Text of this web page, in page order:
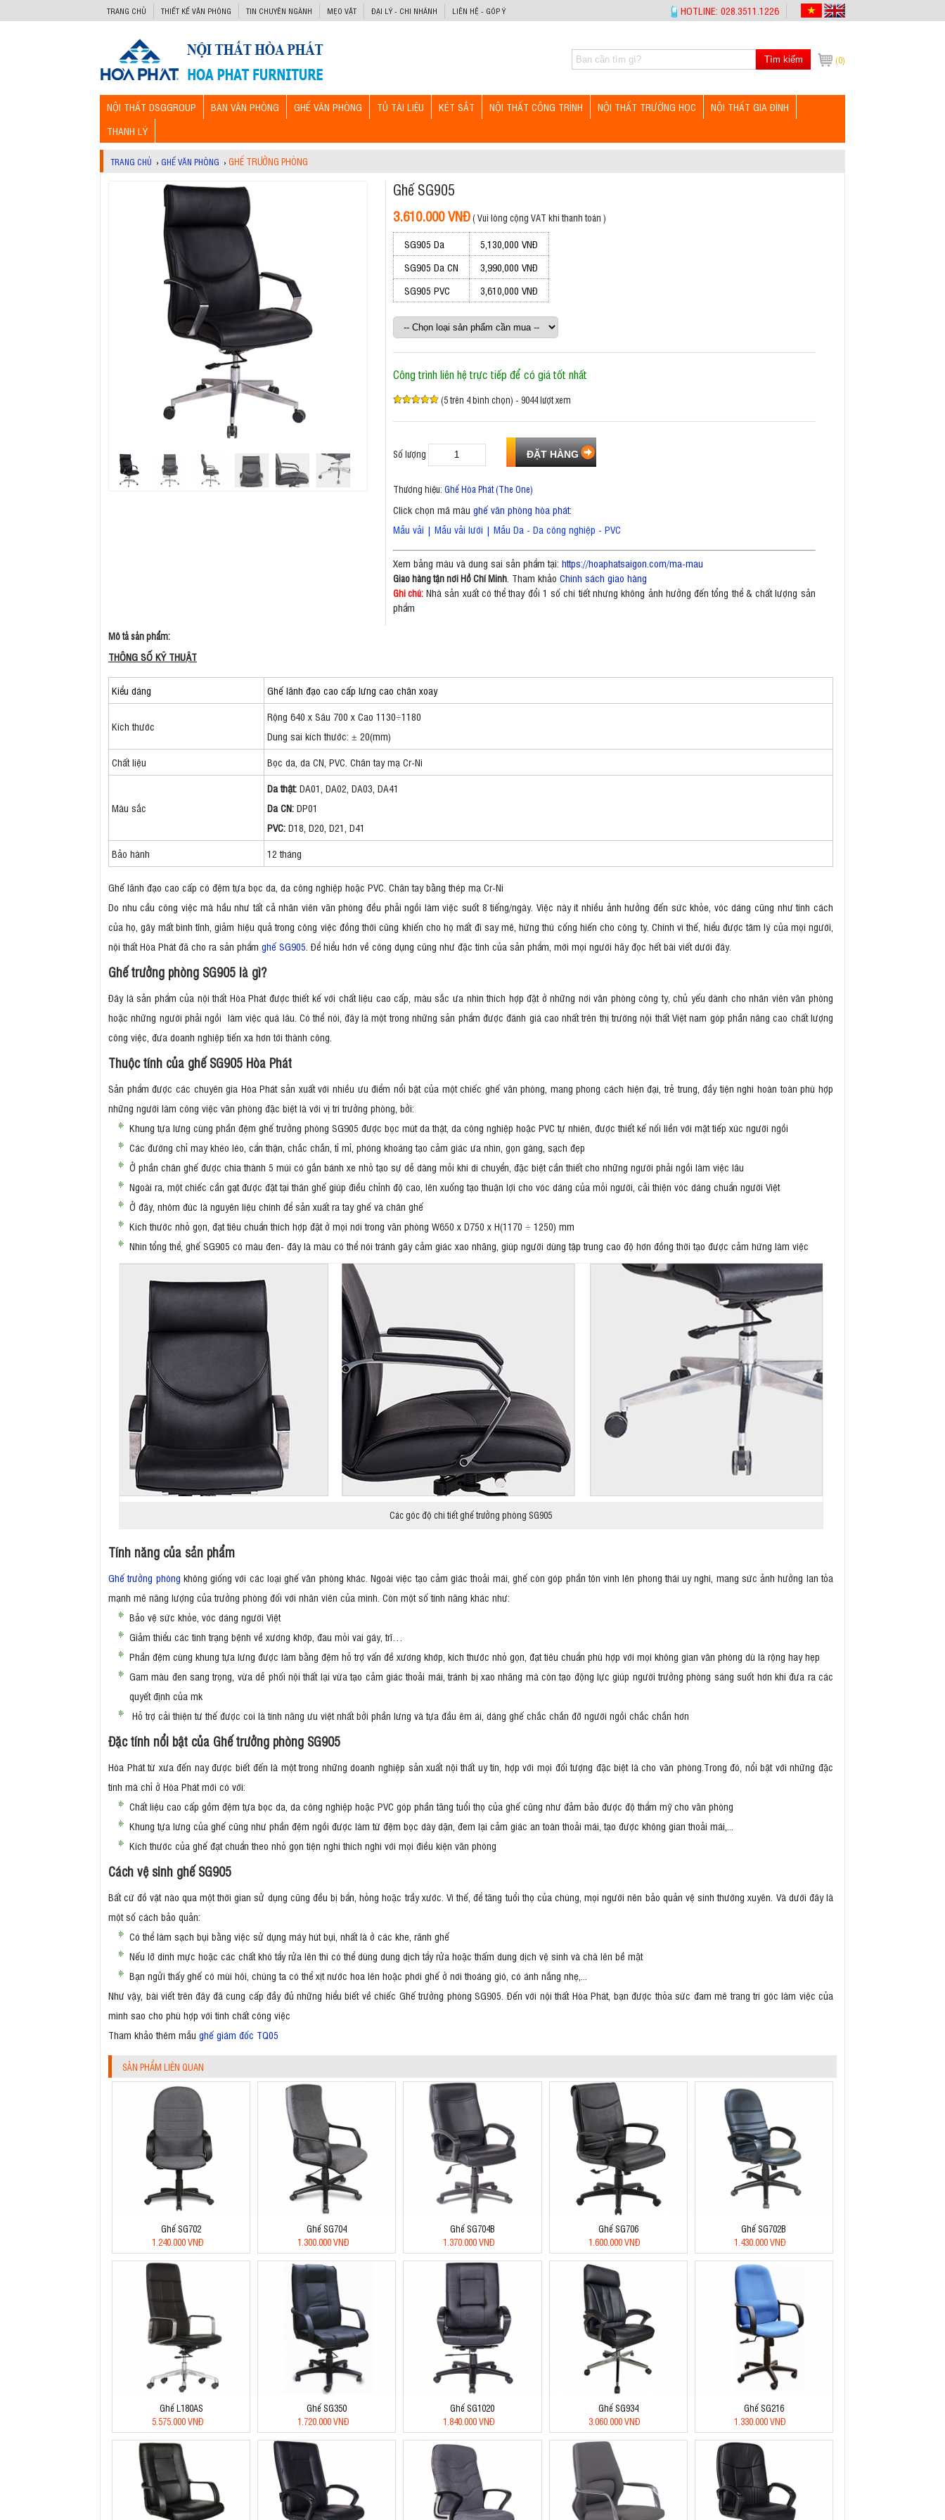
TRANG CHỦ THIẾT KẾ VĂN PHÒNG TIN CHUYÊN NGÀNH MẸO VẶT ĐẠI LÝ - CHI NHÁNH LIÊN HỆ - GÓP Ý HOTLINE: 028.3511.1226
(0)
Tìm kiếm
NỘI THẤT DSGGROUP BÀN VĂN PHÒNG GHẾ VĂN PHÒNG TỦ TÀI LIỆU KÉT SẮT NỘI THẤT CÔNG TRÌNH NỘI THẤT TRƯỜNG HỌC
NỘI THẤT GIA ĐÌNH
THANH LÝ
TRANG CHỦ › GHẾ VĂN PHÒNG ›GHẾ TRƯỞNG PHÒNG
Ghế SG905
3.610.000 VNĐ( Vui lòng cộng VAT khi thanh toán )
SG905 Da
5,130,000 VNĐ
SG905 Da CN
3,990,000 VNĐ
SG905 PVC
3,610,000 VNĐ
Công trình liên hệ trực tiếp để có giá tốt nhất
(5 trên 4 bình chọn) - 9044 lượt xem
Số lượng
Thương hiệu: Ghế Hòa Phát (The One)
Click chọn mã màu ghế văn phòng hòa phát:
Mẫu vải | Mẫu vải lưới | Mẫu Da - Da công nghiệp - PVC
Xem bảng màu và dung sai sản phẩm tại: https://hoaphatsaigon.com/ma-mau
Giao hàng tận nơi Hồ Chí Minh. Tham khảo Chính sách giao hàng
Ghi chú:Nhà sản xuất có thể thay đổi 1 số chi tiết nhưng không ảnh hưởng đến tổng thể & chất lượng sản
phẩm
Mô tả sản phẩm:
THÔNG SỐ KỸ THUẬT
Kiểu dáng Ghế lãnh đạo cao cấp lưng cao chân xoay
Kích thước
Rộng 640 x Sâu 700 x Cao 1130÷1180
Dung sai kích thước: ± 20(mm)
Chất liệu
Bọc da, da CN, PVC. Chân tay mạ Cr-Ni
Màu sắc
Da thật: DA01, DA02, DA03, DA41
Da CN: DP01
PVC: D18, D20, D21, D41
Bảo hành
12 tháng
Ghế lãnh đạo cao cấp có đệm tựa bọc da, da công nghiệp hoặc PVC. Chân tay bằng thép mạ Cr-Ni
Do nhu cầu công việc mà hầu như tất cả nhân viên văn phòng đều phải ngồi làm việc suốt 8 tiếng/ngày. Việc này ít nhiều ảnh hưởng đến sức khỏe, vóc dáng cũng như tính cách
của họ, gây mất bình tĩnh, giảm hiệu quả trong công việc đồng thời cũng khiến cho họ mất đi say mê, hứng thú cống hiến cho công ty. Chính vì thế, hiểu được tâm lý của mọi người,
nội thất Hòa Phát đã cho ra sản phẩm ghế SG905 . Để hiểu hơn về công dụng cũng như đặc tính của sản phẩm, mời mọi người hãy đọc hết bài viết dưới đây.
Ghế trưởng phòng SG905 là gì?
Đây là sản phẩm của nội thất Hòa Phát được thiết kế với chất liệu cao cấp, màu sắc ưa nhìn thích hợp đặt ở những nơi văn phòng công ty, chủ yếu dành cho nhân viên văn phòng
hoặc những người phải ngồi làm việc quá lâu. Có thể nói, đây là một trong những sản phẩm được đánh giá cao nhất trên thị trường nội thất Việt nam góp phần nâng cao chất lượng
công việc, đưa doanh nghiệp tiến xa hơn tới thành công.
Thuộc tính của ghế SG905 Hòa Phát
Sản phẩm được các chuyên gia Hòa Phát sản xuất với nhiều ưu điểm nổi bật của một chiếc ghế văn phòng, mang phong cách hiện đại, trẻ trung, đầy tiện nghi hoàn toàn phù hợp
những người làm công việc văn phòng đặc biệt là với vị trí trưởng phòng, bởi:
Khung tựa lưng cùng phần đệm ghế trưởng phòng SG905 được bọc mút da thật, da công nghiệp hoặc PVC tự nhiên, được thiết kế nối liền với mặt tiếp xúc người ngồi
Các đường chỉ may khéo léo, cẩn thận, chắc chắn, tỉ mỉ, phóng khoáng tạo cảm giác ưa nhìn, gọn gàng, sạch đẹp
Ở phần chân ghế được chia thành 5 múi có gắn bánh xe nhỏ tạo sự dễ dàng mỗi khi di chuyển, đặc biệt cần thiết cho những người phải ngồi làm việc lâu
Ngoài ra, một chiếc cần gạt được đặt tại thân ghế giúp điều chỉnh độ cao, lên xuống tạo thuận lợi cho vóc dáng của mỗi người, cải thiện vóc dáng chuẩn người Việt
Ở đây, nhôm đúc là nguyên liệu chính để sản xuất ra tay ghế và chân ghế
Kích thước nhỏ gọn, đạt tiêu chuẩn thích hợp đặt ở mọi nơi trong văn phòng W650 x D750 x H(1170 ÷ 1250) mm
Nhìn tổng thể, ghế SG905 có màu đen- đây là màu có thể nói tránh gây cảm giác xao nhãng, giúp người dùng tập trung cao độ hơn đồng thời tạo được cảm hứng làm việc
Các góc độ chi tiết ghế trưởng phòng SG905
Tính năng của sản phẩm
Ghế trưởng phòng không giống với các loại ghế văn phòng khác. Ngoài việc tạo cảm giác thoải mái, ghế còn góp phần tôn vinh lên phong thái uy nghi, mang sức ảnh hưởng lan tỏa
mạnh mẽ năng lượng của trưởng phòng đối với nhân viên của mình. Còn một số tính năng khác như:
Bảo vệ sức khỏe, vóc dáng người Việt
Giảm thiểu các tình trạng bệnh về xương khớp, đau mỏi vai gáy, trĩ…
Phần đệm cùng khung tựa lưng được làm bằng đệm hỗ trợ vấn đề xương khớp, kích thước nhỏ gọn, đạt tiêu chuẩn phù hợp với mọi không gian văn phòng dù là rộng hay hẹp
Gam màu đen sang trọng, vừa dễ phối nội thất lại vừa tạo cảm giác thoải mái, tránh bị xao nhãng mà còn tạo động lực giúp người trưởng phòng sáng suốt hơn khi đưa ra các
quyết định của mk
Hỗ trợ cải thiện tư thế được coi là tính năng ưu việt nhất bởi phần lưng và tựa đầu êm ái, dáng ghế chắc chắn đỡ người ngồi chắc chắn hơn
Đặc tính nổi bật của Ghế trưởng phòng SG905
Hòa Phát từ xưa đến nay được biết đến là một trong những doanh nghiệp sản xuất nội thất uy tín, hợp với mọi đối tượng đặc biệt là cho văn phòng.Trong đó, nổi bật với những đặc
tính mà chỉ ở Hòa Phát mới có với:
Chất liệu cao cấp gồm đệm tựa bọc da, da công nghiệp hoặc PVC góp phần tăng tuổi thọ của ghế cũng như đảm bảo được độ thẩm mỹ cho văn phòng
Khung tựa lưng của ghế cũng như phần đệm ngồi được làm từ đệm bọc dày dặn, đem lại cảm giác an toàn thoải mái, tạo được không gian thoải mái,...
Kích thước của ghế đạt chuẩn theo nhỏ gọn tiện nghi thích nghi với mọi điều kiện văn phòng
Cách vệ sinh ghế SG905
Bất cứ đồ vật nào qua một thời gian sử dụng cũng đều bị bẩn, hỏng hoặc trầy xước. Vì thế, để tăng tuổi thọ của chúng, mọi người nên bảo quản vệ sinh thường xuyên. Và dưới đây là
một số cách bảo quản:
Có thể làm sạch bụi bằng việc sử dụng máy hút bụi, nhất là ở các khe, rãnh ghế
Nếu lỡ dính mực hoặc các chất khó tẩy rửa lên thì có thể dùng dung dịch tẩy rửa hoặc thấm dung dịch vệ sinh và chà lên bề mặt
Bạn ngửi thấy ghế có mùi hôi, chúng ta có thể xịt nước hoa lên hoặc phơi ghế ở nơi thoáng gió, có ánh nắng nhẹ,...
Như vậy, bài viết trên đây đã cung cấp đầy đủ những hiểu biết về chiếc Ghế trưởng phòng SG905. Đến với nội thất Hòa Phát, bạn được thỏa sức đam mê trang trí góc làm việc của
mình sao cho phù hợp với tính chất công việc
Tham khảo thêm mẫu ghế giám đốc TQ05
SẢN PHẨM LIÊN QUAN
Ghế SG702
1.240.000 VNĐ
Ghế SG704
1.300.000 VNĐ
Ghế SG704B
1.370.000 VNĐ
Ghế SG706
1.600.000 VNĐ
Ghế SG702B
1.430.000 VNĐ
Ghế L180AS
5.575.000 VNĐ
Ghế SG350
1.720.000 VNĐ
Ghế SG1020
1.840.000 VNĐ
Ghế SG934
3.060.000 VNĐ
Ghế SG216
1.330.000 VNĐ